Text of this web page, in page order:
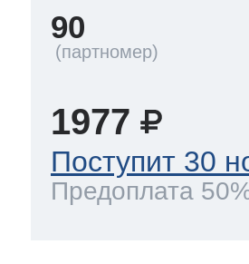
90
1977
Поступит 30
Предоплата